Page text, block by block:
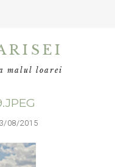
malul loarei
08/2015